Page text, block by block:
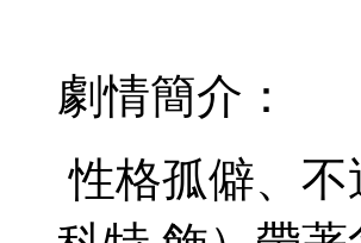
劇情簡介：
性格孤僻、不